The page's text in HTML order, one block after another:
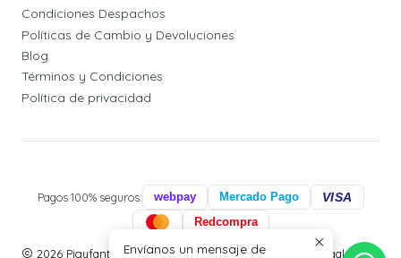
Condiciones Despachos
Políticas de Cambio y Devoluciones
Blog
Términos y Condiciones
Política de privacidad
Pagos 100% seguros: webpay Mercado Pago VISA
Redcompra
2026 Pigyfante | Papelería, Agendas Profesionales y Regalos
Envíanos un mensaje de